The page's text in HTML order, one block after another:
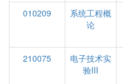
010209
系统工程概
论
210075
电子技术实
验III